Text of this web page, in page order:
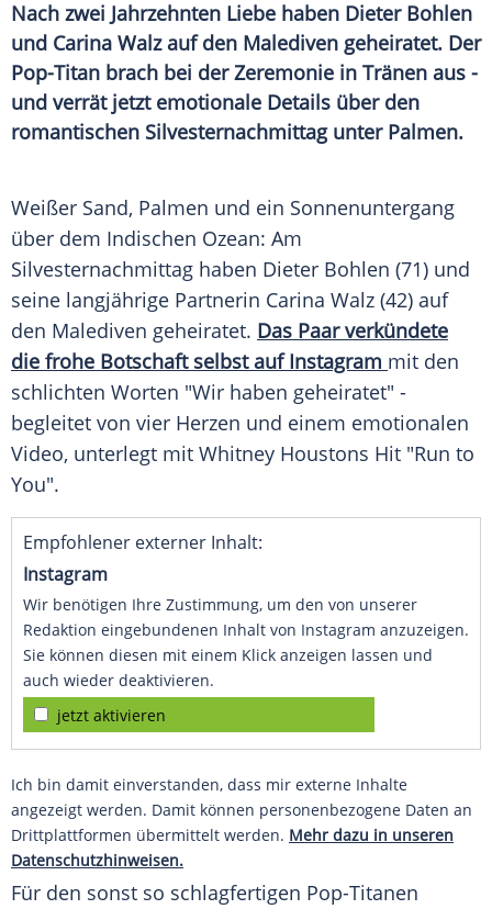
Nach zwei Jahrzehnten Liebe haben Dieter Bohlen
und Carina Walz auf den Malediven geheiratet. Der
Pop-Titan brach bei der Zeremonie in Tränen aus -
und verrät jetzt emotionale Details über den
romantischen Silvesternachmittag unter Palmen.
Weißer Sand, Palmen und ein Sonnenuntergang
über dem Indischen Ozean: Am
Silvesternachmittag haben Dieter Bohlen (71) und
seine langjährige Partnerin Carina Walz (42) auf
den Malediven geheiratet. Das Paar verkündete
die frohe Botschaft selbst auf Instagram mit den
schlichten Worten "Wir haben geheiratet" -
begleitet von vier Herzen und einem emotionalen
Video, unterlegt mit Whitney Houstons Hit "Run to
You".
Empfohlener externer Inhalt:
Instagram
Wir benötigen Ihre Zustimmung, um den von unserer
Redaktion eingebundenen Inhalt von Instagram anzuzeigen.
Sie können diesen mit einem Klick anzeigen lassen und
auch wieder deaktivieren.
jetzt aktivieren
Ich bin damit einverstanden, dass mir externe Inhalte
angezeigt werden. Damit können personenbezogene Daten an
Drittplattformen übermittelt werden. Mehr dazu in unseren
Datenschutzhinweisen.
Für den sonst so schlagfertigen Pop-Titanen